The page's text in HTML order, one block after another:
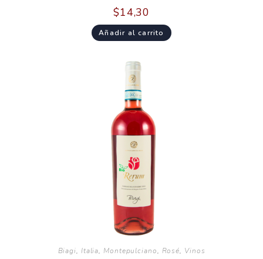
$14,30
Añadir al carrito
Biagi, Italia, Montepulciano, Rosé, Vinos